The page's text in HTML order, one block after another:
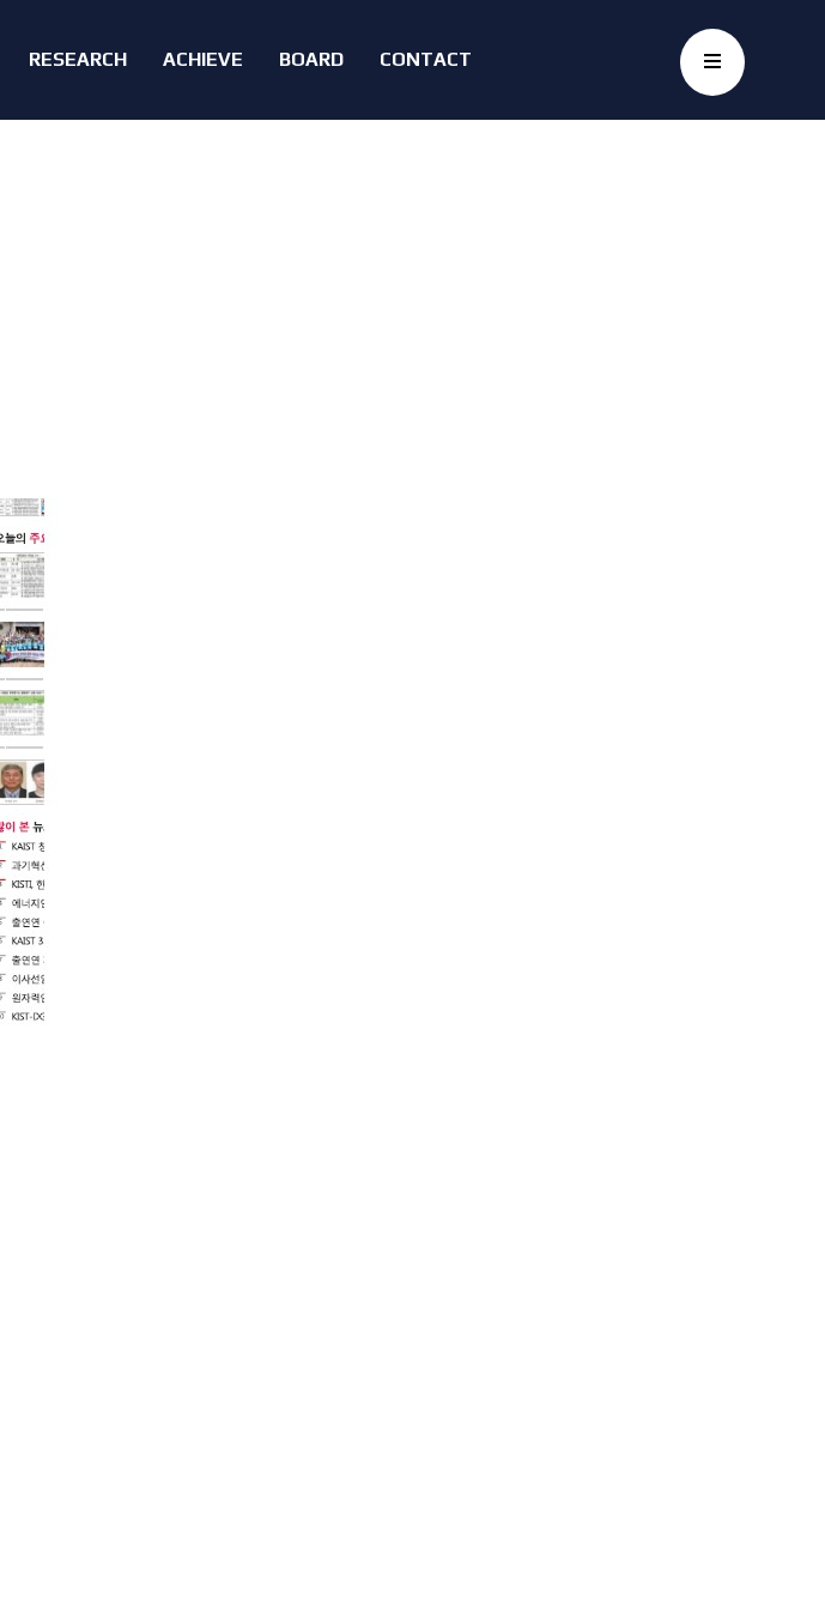
RESEARCH ACHIEVE BOARD CONTACT